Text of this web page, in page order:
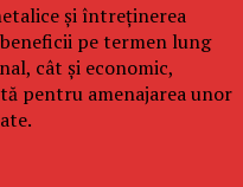
și întreținerea
pe termen lung
cât și economic,
pentru amenajarea unor